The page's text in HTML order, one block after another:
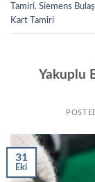
Tamiri, Siemens
Kart Tamiri
Yakuplu
31
Eki